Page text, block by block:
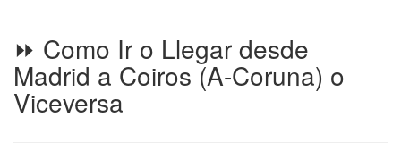
⏩ Como Ir o Llegar desde
Madrid a Coiros (A-Coruna) o
Viceversa